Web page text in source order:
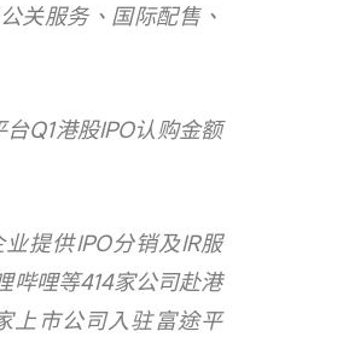
关服务、国际配售、
Q1港股IPO认购金额
提供IPO分销及IR服
哔哩等414家公司赴港
上市公司入驻富途平